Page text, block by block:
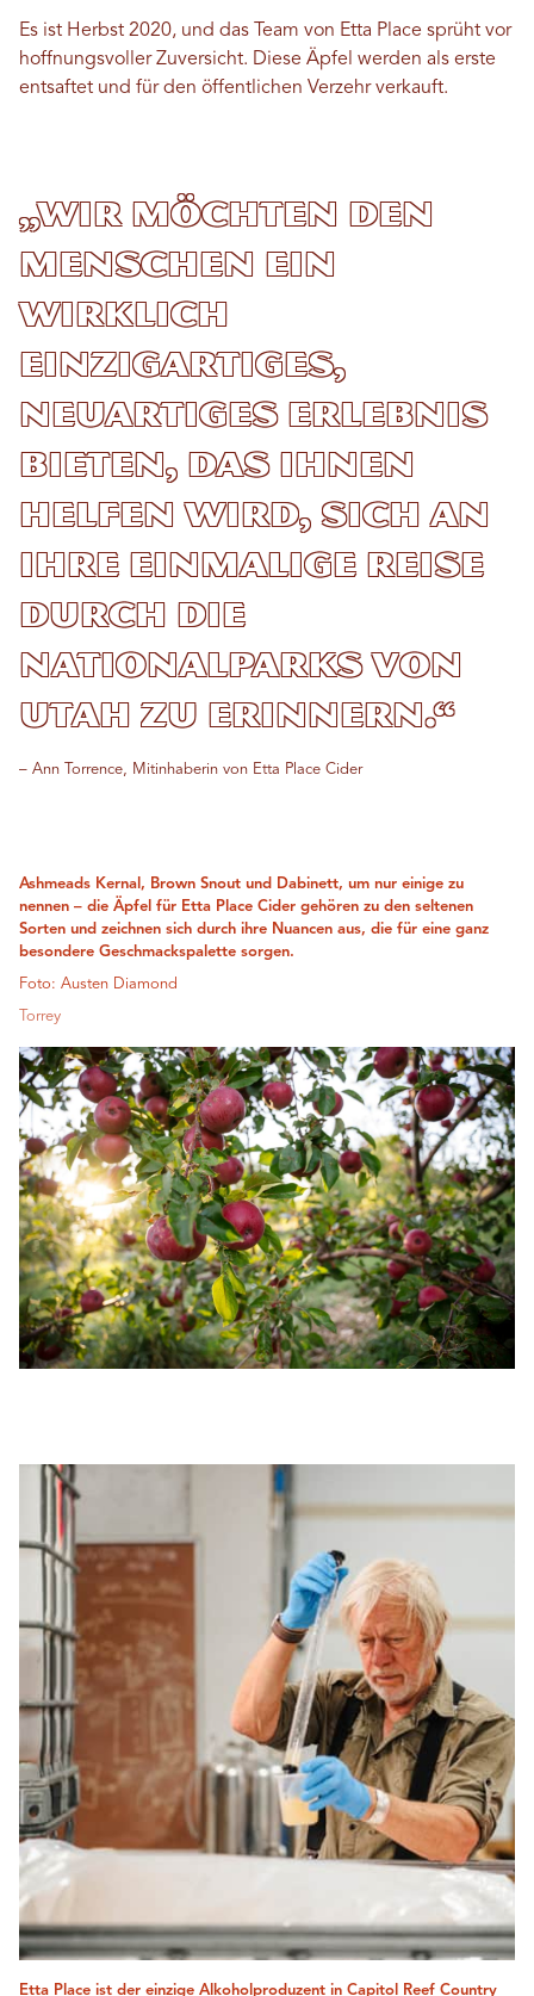
Es ist Herbst 2020, und das Team von Etta Place sprüht vor
hoffnungsvoller Zuversicht. Diese Äpfel werden als erste
entsaftet und für den öffentlichen Verzehr verkauft.
„Wir möchten den
Menschen ein
wirklich
einzigartiges,
neuartiges Erlebnis
bieten, das ihnen
helfen wird, sich an
ihre einmalige Reise
durch die
Nationalparks von
Utah zu erinnern.“
– Ann Torrence, Mitinhaberin von Etta Place Cider
Ashmeads Kernal, Brown Snout und Dabinett, um nur einige zu
nennen – die Äpfel für Etta Place Cider gehören zu den seltenen
Sorten und zeichnen sich durch ihre Nuancen aus, die für eine ganz
besondere Geschmackspalette sorgen.
Foto: Austen Diamond
Torrey
Etta Place ist der einzige Alkoholproduzent in Capitol Reef Country